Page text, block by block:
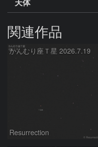
天体
関連作品
かんむり座Ｔ星 2026.7.19
Resurrection